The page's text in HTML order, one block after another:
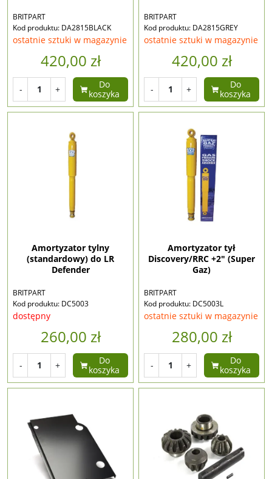
BRITPART
Kod produktu: DA2815BLACK
ostatnie sztuki w magazynie
420,00 zł
- +
Do
koszyka
BRITPART
Kod produktu: DA2815GREY
ostatnie sztuki w magazynie
420,00 zł
- +
Do
koszyka
Amortyzator tylny
(standardowy) do LR
Defender
BRITPART
Kod produktu: DC5003
dostępny
260,00 zł
- +
Do
koszyka
Amortyzator tył
Discovery/RRC +2" (Super
Gaz)
BRITPART
Kod produktu: DC5003L
ostatnie sztuki w magazynie
280,00 zł
- +
Do
koszyka